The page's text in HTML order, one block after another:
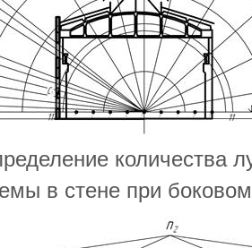
количества
в стене при